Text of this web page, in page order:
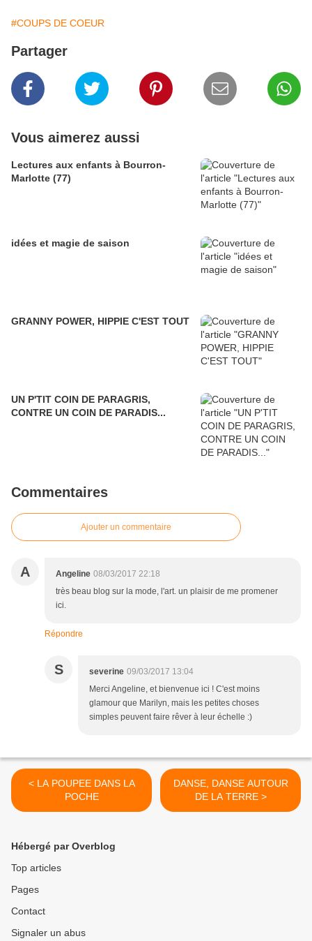
#COUPS DE COEUR
Partager
Vous aimerez aussi
Lectures aux enfants à Bourron-
Marlotte (77)
idées et magie de saison
GRANNY POWER, HIPPIE C'EST TOUT
UN P'TIT COIN DE PARAGRIS,
CONTRE UN COIN DE PARADIS...
Commentaires
Ajouter un commentaire
A Angeline 08/03/2017 22:18
très beau blog sur la mode, l'art. un plaisir de me promener
ici.
Répondre
S severine 09/03/2017 13:04
Merci Angeline, et bienvenue ici ! C'est moins
glamour que Marilyn, mais les petites choses
simples peuvent faire rêver à leur échelle :)
< LA POUPEE DANS LA
POCHE
DANSE, DANSE AUTOUR
DE LA TERRE >
Hébergé par Overblog
Top articles
Pages
Contact
Signaler un abus